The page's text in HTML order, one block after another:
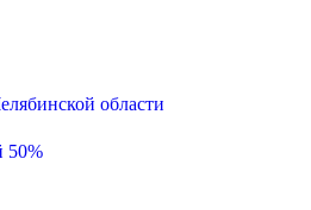
области
50%